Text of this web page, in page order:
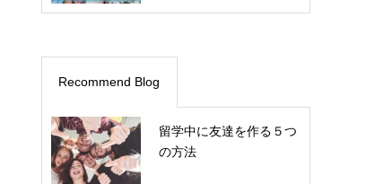
Recommend Blog
留学中に友達を作る５つ
の方法